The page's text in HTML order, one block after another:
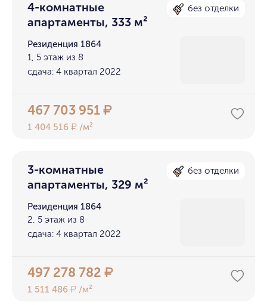
4-комнатные
апартаменты, 333 м²
без отделки
Резиденция 1864
1, 5 этаж из 8
сдача: 4 квартал 2022
467 703 951₽
1 404 516₽ /м²
3-комнатные
апартаменты, 329 м²
без отделки
Резиденция 1864
2, 5 этаж из 8
сдача: 4 квартал 2022
497 278 782₽
1 511 486₽ /м²